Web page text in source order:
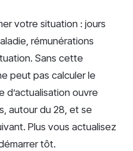
votre situation : jours
rémunérations
Sans cette
peut pas calculer le
d’actualisation ouvre
autour du 28, et se
Plus vous actualisez
tôt.